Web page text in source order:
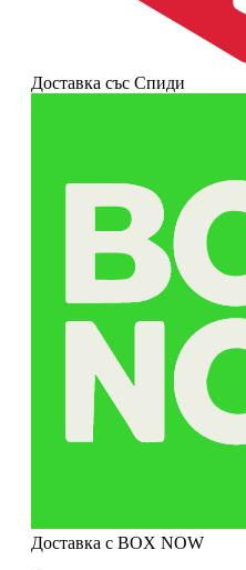
Доставка със Спиди
Доставка с BOX NOW